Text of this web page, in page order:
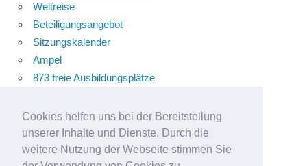
Cookies helfen uns bei der Bereitstellung
unserer Inhalte und Dienste. Durch die
weitere Nutzung der Webseite stimmen Sie
Weltreise
Beteiligungsangebot
Sitzungskalender
Ampel
873 freie Ausbildungsplätze
Aktuelle Verkehrsmeldungen
Terracliff
Wärmeplanung